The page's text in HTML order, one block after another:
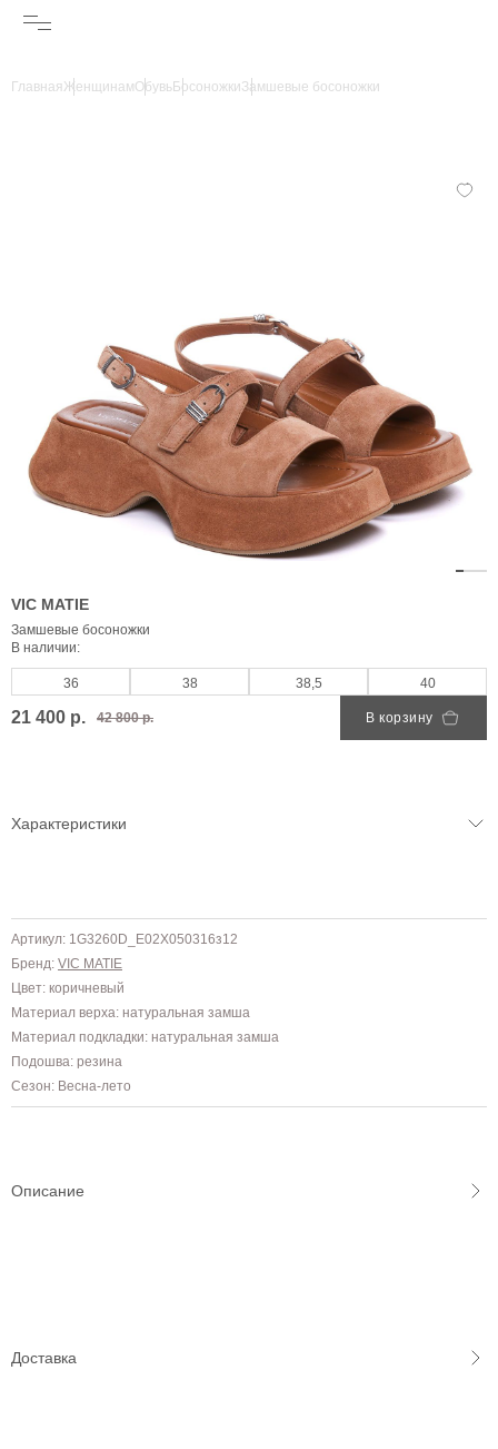
ГлавнаяЖенщинамОбувьБосоножкиЗамшевые босоножки
VIC MATIE
Замшевые босоножки
В наличии:
36 38 38,5 40
21 400 р. 42 800 р. В корзину
Характеристики
Артикул: 1G3260D_E02X050316з12
Бренд: VIC MATIE
Цвет: коричневый
Материал верха: натуральная замша
Материал подкладки: натуральная замша
Подошва: резина
Сезон: Весна-лето
Описание
Доставка